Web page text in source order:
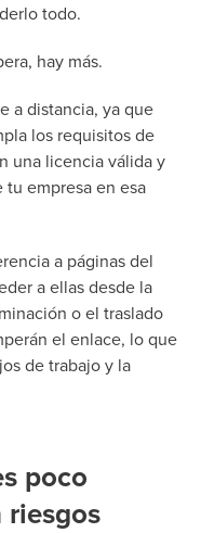
todo.
hay más.
a distancia, ya que
los requisitos de
una licencia válida y
tu empresa en esa
a páginas del
a ellas desde la
o el traslado
el enlace, lo que
de trabajo y la
poco
riesgos